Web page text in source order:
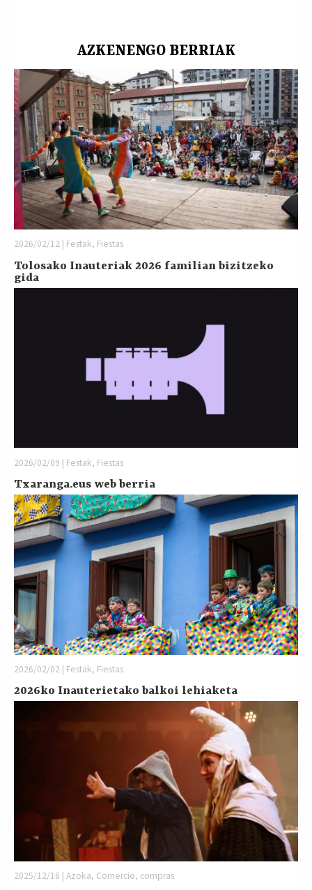
AZKENENGO BERRIAK
2026/02/12 | Festak, Fiestas
Tolosako Inauteriak 2026 familian bizitzeko
gida
2026/02/09 | Festak, Fiestas
Txaranga.eus web berria
2026/02/02 | Festak, Fiestas
2026ko Inauterietako balkoi lehiaketa
2025/12/16 | Azoka, Comercio, compras